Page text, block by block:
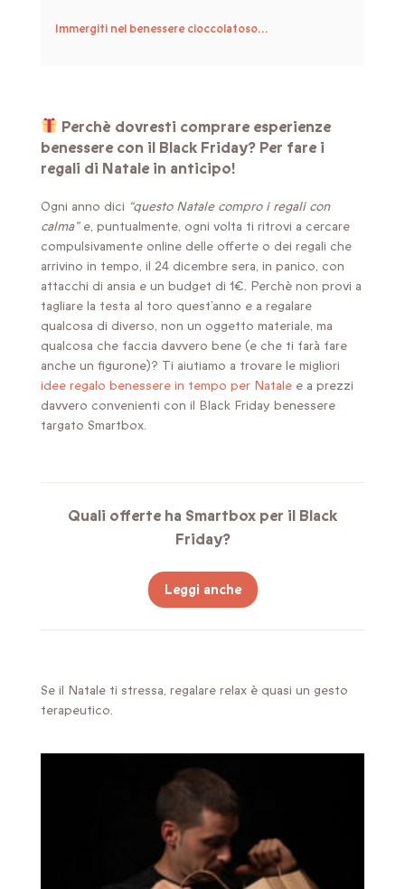
Immergiti nel benessere cioccolatoso…
Perchè dovresti comprare esperienze
benessere con il Black Friday? Per fare i
regali di Natale in anticipo!
Ogni anno dici “questo Natale compro i regali con
calma”e, puntualmente, ogni volta ti ritrovi a cercare
compulsivamente online delle offerte o dei regali che
arrivino in tempo, il 24 dicembre sera, in panico, con
attacchi di ansia e un budget di 1€. Perchè non provi a
tagliare la testa al toro quest’anno e a regalare
qualcosa di diverso, non un oggetto materiale, ma
qualcosa che faccia davvero bene (e che ti farà fare
anche un figurone)? Ti aiutiamo a trovare le migliori
idee regalo benessere in tempo per Natale e a prezzi
davvero convenienti con il Black Friday benessere
targato Smartbox.
Quali offerte ha Smartbox per il Black
Friday?
Leggi anche
Se il Natale ti stressa, regalare relax è quasi un gesto
terapeutico.